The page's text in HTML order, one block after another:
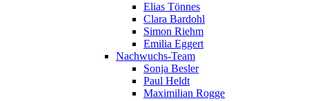
Elias Tönnes
Clara Bardohl
Simon Riehm
Emilia Eggert
Nachwuchs-Team
Sonja Besler
Paul Heldt
Maximilian Rogge